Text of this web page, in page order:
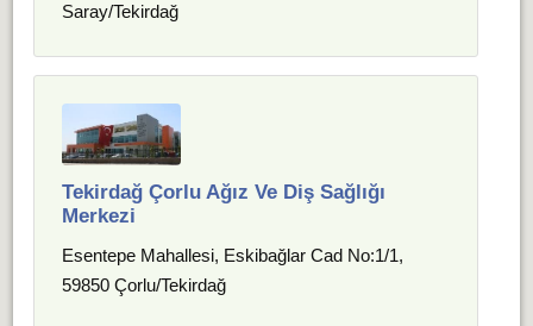
Saray/Tekirdağ
Tekirdağ Çorlu Ağız Ve Diş Sağlığı
Merkezi
Esentepe Mahallesi, Eskibağlar Cad No:1/1,
59850 Çorlu/Tekirdağ